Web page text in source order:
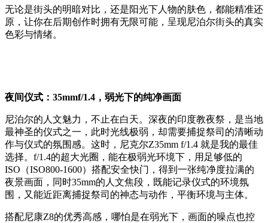
无论是街头的明暗对比，还是阳光下人物的肤色，都能精准还
原，让你在后期创作时拥有无限可能，呈现尼泊尔街头的真实
色彩与情绪。
夜间仪式：35mmf/1.4，弱光下的纯净画面
尼泊尔的人文魅力，不止在白天。深夜的印度教夜祭，是当地
最神圣的仪式之一，此时光线极弱，却需要捕捉祭司的清晰动
作与仪式的氛围感。这时，尼克尔Z35mm f/1.4 就是我的最佳
选择。f/1.4的超大光圈，能在极弱光环境下，用足够低的
ISO（ISO800-1600）搭配安全快门，得到一张纯净度拉满的
夜景画面，同时35mm的人文焦段，既能记录仪式的环境氛
围，又能近距离捕捉祭司的神态与动作，平衡环境与主体。
搭配尼康Z8的优秀高感，哪怕是在弱光下，画面的噪点也控